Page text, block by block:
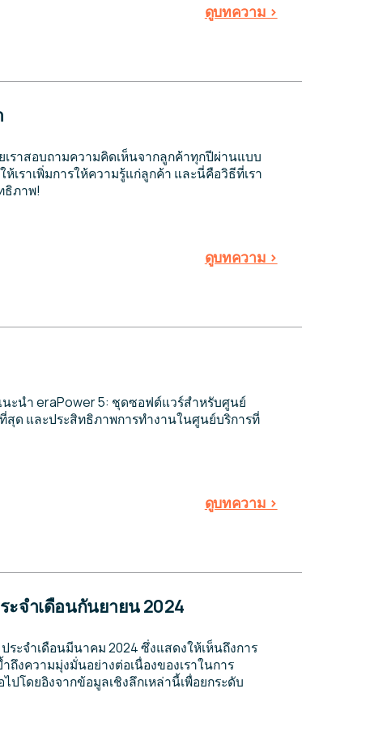
ดูบทความ >
ราสอบถามความคิดเห็นจากลูกค้าทุกปีผ่านแบบ
ราเพิ่มการให้ความรู้แก่ลูกค้า และนี่คือวิธีที่เรา
ธิภาพ!
ดูบทความ >
ะนำ eraPower 5: ชุดซอฟต์แวร์สำหรับศูนย์
สุด และประสิทธิภาพการทำงานในศูนย์บริการที่
ดูบทความ >
ะจำเดือนกันยายน 2024
ระจำเดือนมีนาคม 2024 ซึ่งแสดงให้เห็นถึงการ
งความมุ่งมั่นอย่างต่อเนื่องของเราในการ
ปโดยอิงจากข้อมูลเชิงลึกเหล่านี้เพื่อยกระดับ